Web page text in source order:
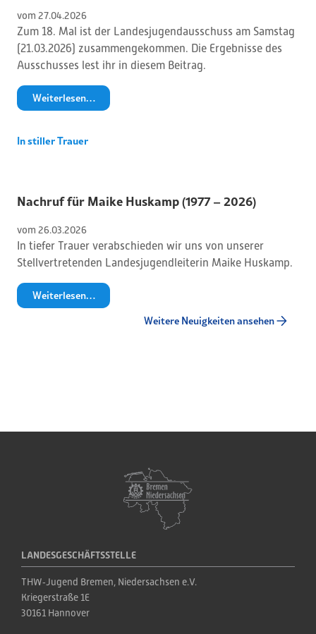
vom 27.04.2026
Zum 18. Mal ist der Landesjugendausschuss am Samstag
(21.03.2026) zusammengekommen. Die Ergebnisse des
Ausschusses lest ihr in diesem Beitrag.
Weiterlesen…
In stiller Trauer
Nachruf für Maike Huskamp (1977 – 2026)
vom 26.03.2026
In tiefer Trauer verabschieden wir uns von unserer
Stellvertretenden Landesjugendleiterin Maike Huskamp.
Weiterlesen…
Weitere Neuigkeiten ansehen
LANDESGESCHÄFTSSTELLE
THW‑Jugend Bremen, Niedersachsen e.V.
Kriegerstraße 1E
30161 Hannover